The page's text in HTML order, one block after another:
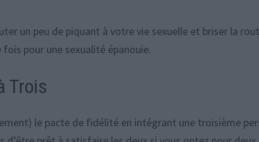
un peu de piquant à votre vie sexuelle et briser la
pour une sexualité épanouie.
Trois
le pacte de fidélité en intégrant une troisième